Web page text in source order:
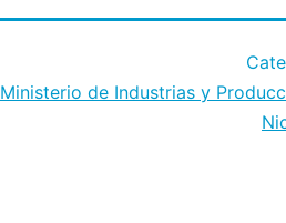
Ministerio de Industrias y